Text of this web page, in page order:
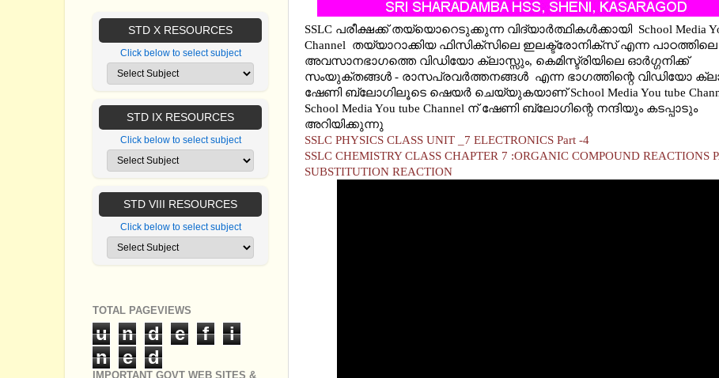
SSLC പരീക്ഷക്ക് തയ്യാെറെടുക്കുന്ന വിദ്യാർത്ഥികൾക്കായി School Media
Channel തയ്യാറാക്കിയ ഫിസിക്സിലെ ഇലക്ട്രോനിക്സ് എന്ന പാഠത്തിലെ
അവസാനഭാഗത്തെ വിഡിയോ ക്ലാസ്സും, കെമിസ്ട്രിയിലെ ഓര്‍ഗ്ഗനിക്ക്
സംയുക്തങ്ങള്‍ - രാസപ്രവര്‍ത്തനങ്ങള്‍ എന്ന ഭാഗത്തിന്റെ വിഡിയോ
ഷേണി ബ്ലോഗിലൂടെ ഷെയര്‍ ചെയ്യുകയാണ് School Media You tube
School Media You tube Channel ന് ഷേണി ബ്ലോഗിന്റെ നന്ദിയും കടപ്പാടും
അറിയിക്കുന്നു
SSLC PHYSICS CLASS UNIT _7 ELECTRONICS Part -4
SSLC CHEMISTRY CLASS CHAPTER 7 :ORGANIC COMPOUND REACTIONS
SUBSTITUTION REACTION
STD X RESOURCES
Click below to select subject
STD IX RESOURCES
Click below to select subject
STD VIII RESOURCES
Click below to select subject
TOTAL PAGEVIEWS
u n d e f
i
n
e d
IMPORTANT GOVT WEB SITES &